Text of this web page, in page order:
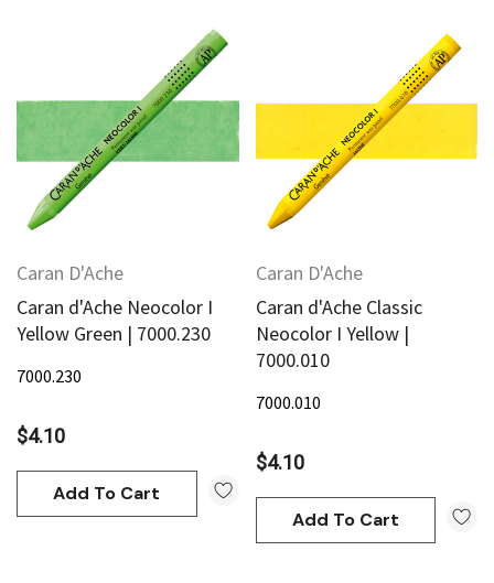
Caran D'Ache
Caran d'Ache Neocolor I
Yellow Green | 7000.230
7000.230
$4.10
Add To Cart
Caran D'Ache
Caran d'Ache Classic
Neocolor I Yellow |
7000.010
7000.010
$4.10
Add To Cart